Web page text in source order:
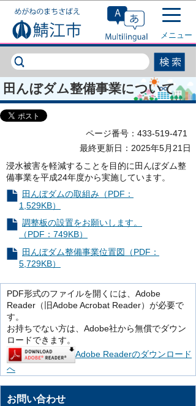
このページの本文へ移動
メニュー
田んぼダム整備事業について
ページ番号：433-519-471
最終更新日：2025年5月21日
浸水被害を軽減することを目的に田んぼダム整
備事業を平成24年度から実施しています。
田んぼダムの取組み（PDF：
1,529KB）
調整板の設置をお願いします。
（PDF：749KB）
田んぼダム整備事業位置図（PDF：
5,729KB）
PDF形式のファイルを開くには、Adobe
Reader（旧Adobe Acrobat Reader）が必要で
す。
お持ちでない方は、Adobe社から無償でダウン
ロードできます。
Adobe Readerのダウンロード
へ
お問い合わせ